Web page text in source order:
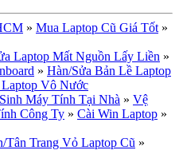
» Mua Laptop Cũ Giá Tốt »
Laptop Mất Nguồn Lấy Liền »
» Hàn/Sửa Bản Lề Laptop
Vô Nước
Máy Tính Tại Nhà » Vệ
Công Ty » Cài Win Laptop »
Tân Trang Vỏ Laptop Cũ »